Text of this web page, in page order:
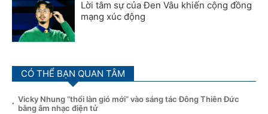
Lời tâm sự của Đen Vâu khiến cộng đồng
mạng xúc động
CÓ THỂ BẠN QUAN TÂM
Vicky Nhung “thổi làn gió mới” vào sáng tác Đông Thiên Đức
bằng âm nhạc điện tử